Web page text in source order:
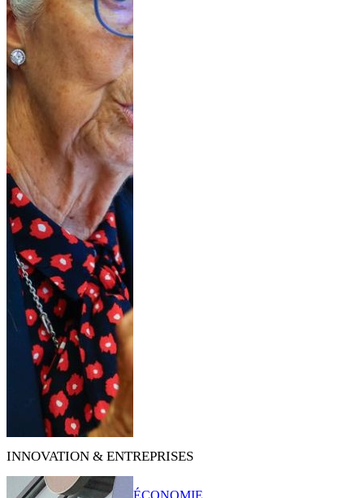
INNOVATION & ENTREPRISES
ÉCONOMIE